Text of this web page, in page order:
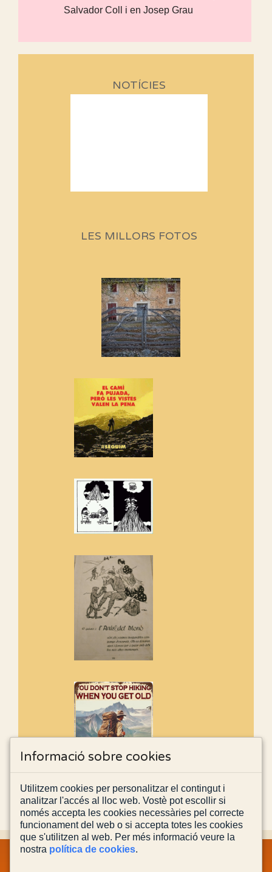
Salvador Coll i en Josep Grau
NOTÍCIES
Aquí teniu la primera part de la
Si no podem caminar, alguna
cosa hem de fer...
Els Centpeus signen el
Manifest a favor dels Camins
Si ets una entitat o associació
adhereix-te al manifest!
Rebem un diploma dels
Amics de Sant Aniol d'Aguja
Els Centpeus estem implicats
de l'entorn de Sant Aniol
LES MILLORS FOTOS
Informació sobre cookies
Utilitzem cookies per personalitzar el contingut i
analitzar l'accés al lloc web. Vostè pot escollir si
només accepta les cookies necessàries pel correcte
funcionament del web o si accepta totes les cookies
que s'utilitzen al web. Per més informació veure la
nostra política de cookies.